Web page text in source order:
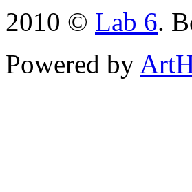
2010 © Lab 6.
Powered by